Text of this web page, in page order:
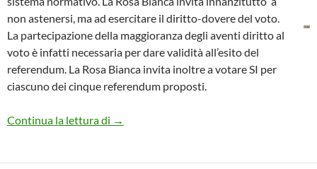
non astenersi, ma ad esercitare il diritto-dovere del voto.
La partecipazione della maggioranza degli aventi diritto al
voto è infatti necessaria per dare validità all’esito del
referendum. La Rosa Bianca invita inoltre a votare SI per
ciascuno dei cinque referendum proposti.
Continua la lettura di VOTIAMO SI AI CINQUE
→